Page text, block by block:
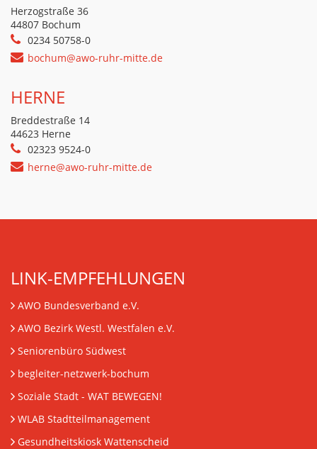
Herzogstraße 36
44807 Bochum
0234 50758-0
bochum@awo-ruhr-mitte.de
HERNE
Breddestraße 14
44623 Herne
02323 9524-0
herne@awo-ruhr-mitte.de
LINK-EMPFEHLUNGEN
AWO Bundesverband e.V.
AWO Bezirk Westl. Westfalen e.V.
Seniorenbüro Südwest
begleiter-netzwerk-bochum
Soziale Stadt - WAT BEWEGEN!
WLAB Stadtteilmanagement
Gesundheitskiosk Wattenscheid